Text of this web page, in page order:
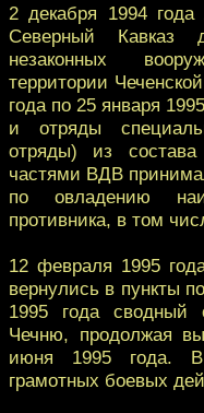
2 декабря 1994
Северный Кавказ
незаконных
территории
года по 25 января
и отряды
отряды) из
частями ВДВ
по овладению
противника, в том
12 февраля 1995
вернулись в пункты
1995 года сводный
Чечню, продолжая
июня 1995 года. В
грамотных боевых